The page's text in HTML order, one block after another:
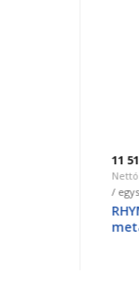
11
9
/